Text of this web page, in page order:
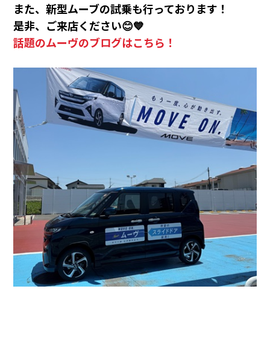
また、新型ムーブの試乗も行っております！
是非、ご来店ください😊💙
話題のムーヴのブログはこちら！